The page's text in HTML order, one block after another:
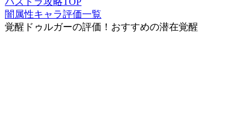
闇属性キャラ評価一覧
覚醒ドゥルガーの評価！おすすめの潜在覚醒